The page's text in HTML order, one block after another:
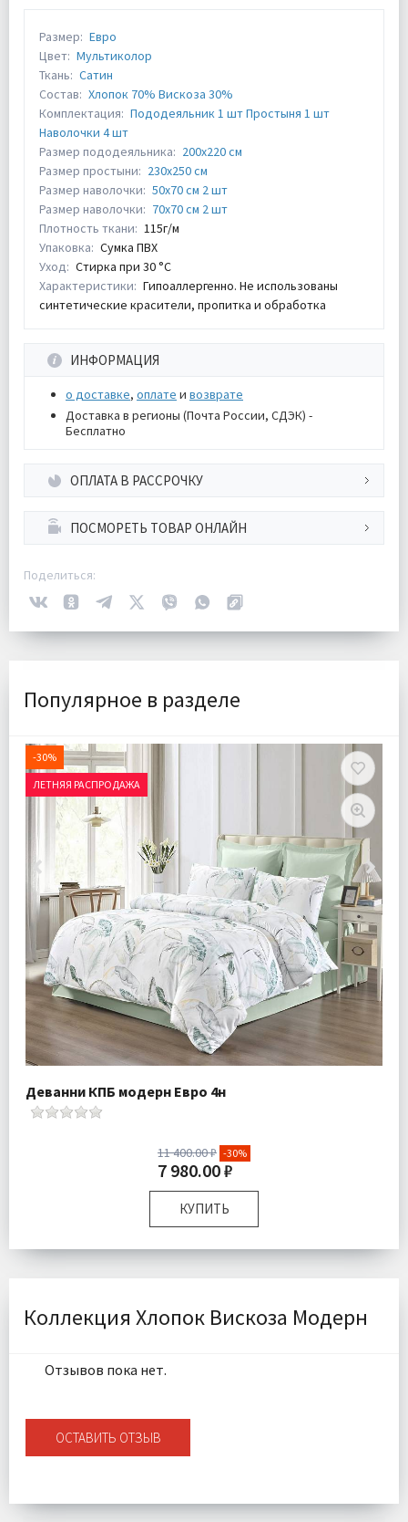
Размер: Евро
Цвет: Мультиколор
Ткань: Сатин
Состав: Хлопок 70% Вискоза 30%
Комплектация: Пододеяльник 1 шт Простыня 1 шт
Наволочки 4 шт
Размер пододеяльника: 200х220 см
Размер простыни: 230х250 см
Размер наволочки: 50х70 см 2 шт
Размер наволочки: 70х70 см 2 шт
Плотность ткани: 115г/м
Упаковка: Сумка ПВХ
Уход: Стирка при 30 °С
Характеристики: Гипоаллергенно. Не использованы
синтетические красители, пропитка и обработка
ИНФОРМАЦИЯ
о доставке, оплате и возврате
Доставка в регионы (Почта России, СДЭК) -
Бесплатно
ОПЛАТА В РАССРОЧКУ
ПОСМОРЕТЬ ТОВАР ОНЛАЙН
Поделиться:
Популярное в разделе
-30%
ЛЕТНЯЯ РАСПРОДАЖА
Деванни КПБ модерн Евро 4н
11 400.00 ₽ -30%
7 980.00 ₽
КУПИТЬ
Размер:
Евро
Ткань:
Доставка:
Бесплатно
Коллекция Хлопок Вискоза Модерн
Отзывов пока нет.
ОСТАВИТЬ ОТЗЫВ